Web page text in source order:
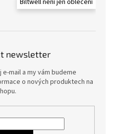
Biltwell není jen oblečení
newsletter
e-mail a my vám budeme
o nových produktech na